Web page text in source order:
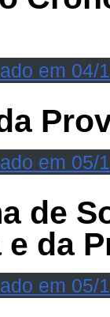
em 04/
em 05/
de
da
em 05/